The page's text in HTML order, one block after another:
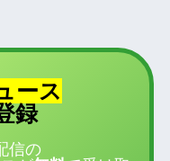
ース
録
信の